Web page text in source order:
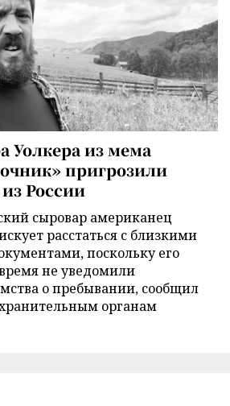
Уолкера из мема
пригрозили
России
сыровар американец
расстаться с близкими
поскольку его
не уведомили
о пребывании, сообщил
органам